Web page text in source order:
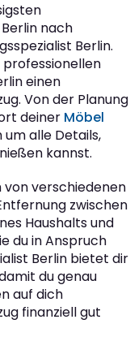
nach
Berlin.
einen
Von der Planung
deiner Möbel
alle Details,
kannst.
von verschiedenen
zwischen
Haushalts und
du in Anspruch
Berlin bietet dir
du genau
auf dich
finanziell gut